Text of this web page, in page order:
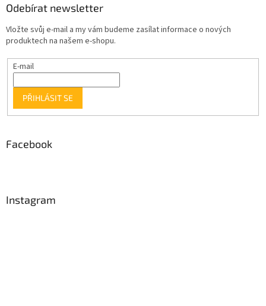
Odebírat newsletter
Vložte svůj e-mail a my vám budeme zasílat informace o nových
produktech na našem e-shopu.
E-mail
PŘIHLÁSIT SE
Facebook
Instagram